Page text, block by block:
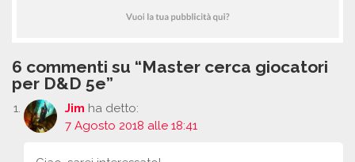
6 commenti su “Master cerca giocatori
per D&D 5e”
Jim ha detto:
7 Agosto 2018 alle 18:41